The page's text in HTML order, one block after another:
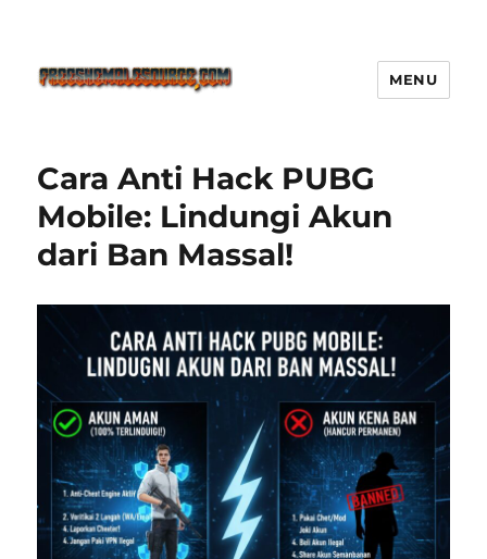
Defense Main Game Ini Pasti
Ketagihan!
MENU
Cara Anti Hack PUBG
Mobile: Lindungi Akun
dari Ban Massal!